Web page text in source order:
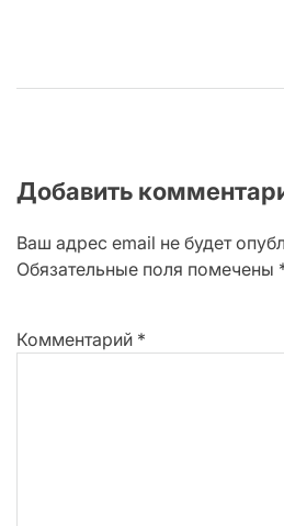
Добавить
Ваш адрес email не будет
Обязательные поля помечены
Комментарий *